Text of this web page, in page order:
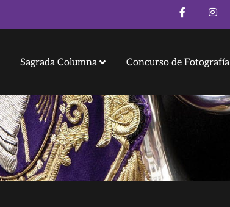
Sagrada Columna Concurso de Fotografía